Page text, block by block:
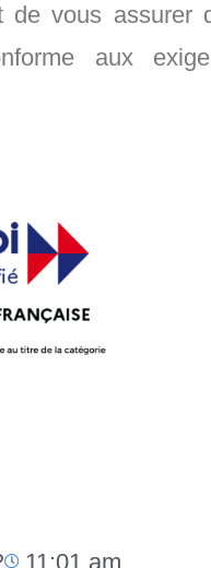
de vous assurer
aux
11:01 am